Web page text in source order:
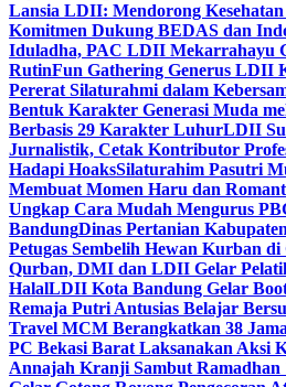
Lansia LDII: Mendorong
Komitmen Dukung BEDAS dan
Iduladha, PAC LDII Mekarrahayu
RutinFun Gathering Generus LDII
Pererat Silaturahmi dalam
Bentuk Karakter Generasi Muda
Berbasis 29 Karakter LuhurLDII
Jurnalistik, Cetak Kontributor
Hadapi HoaksSilaturahim Pasutri
Membuat Momen Haru dan
Ungkap Cara Mudah Mengurus
BandungDinas Pertanian
Petugas Sembelih Hewan Kurban
Qurban, DMI dan LDII Gelar
HalalLDII Kota Bandung Gelar
Remaja Putri Antusias Belajar
Travel MCM Berangkatkan 38
PC Bekasi Barat Laksanakan Aksi
Annajah Kranji Sambut Ramadhan